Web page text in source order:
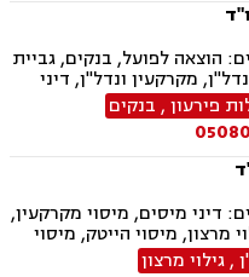
הוצאה לפועל, בנקים, גביית
מקרקעין ונדל"ן, דיני
ירושות וצוואות, ייפויפירעון, בנקים
דיני מיסים, מיסוי מקרקעין,
מרצון, מיסוי הייטק, מיסוי
,גילוי מרצון